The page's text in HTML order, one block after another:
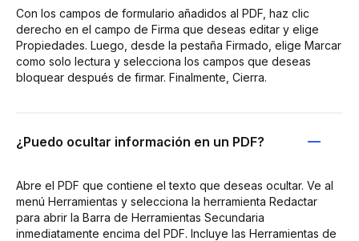
Con los campos de formulario añadidos al PDF, haz clic
derecho en el campo de Firma que deseas editar y elige
Propiedades. Luego, desde la pestaña Firmado, elige Marcar
como solo lectura y selecciona los campos que deseas
bloquear después de firmar. Finalmente, Cierra.
¿Puedo ocultar información en un PDF?
Abre el PDF que contiene el texto que deseas ocultar. Ve al
menú Herramientas y selecciona la herramienta Redactar
para abrir la Barra de Herramientas Secundaria
inmediatamente encima del PDF. Incluye las Herramientas de